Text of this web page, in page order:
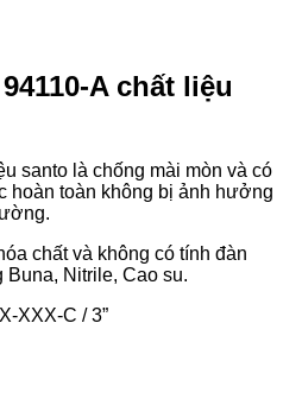
A chất liệu
santo là chống mài mòn và có
hoàn toàn không bị ảnh hưởng
chất và không có tính đàn
Buna, Nitrile, Cao su.
XXX-C / 3”